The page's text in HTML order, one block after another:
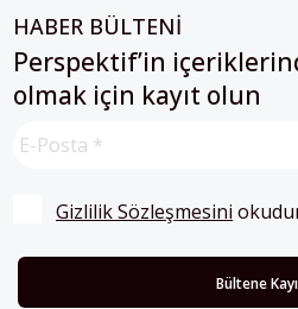
HABER BÜLTENİ
Perspektif’in
olmak için kayıt olun
Gizlilik Sözleşmesini